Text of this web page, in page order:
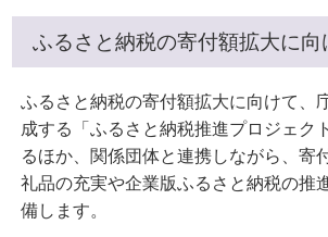
ふるさと納税の寄付額拡大に向
ふるさと納税の寄付額拡大に向けて、
成する「ふるさと納税推進プロジェク
るほか、関係団体と連携しながら、寄
礼品の充実や企業版ふるさと納税の推
備します。